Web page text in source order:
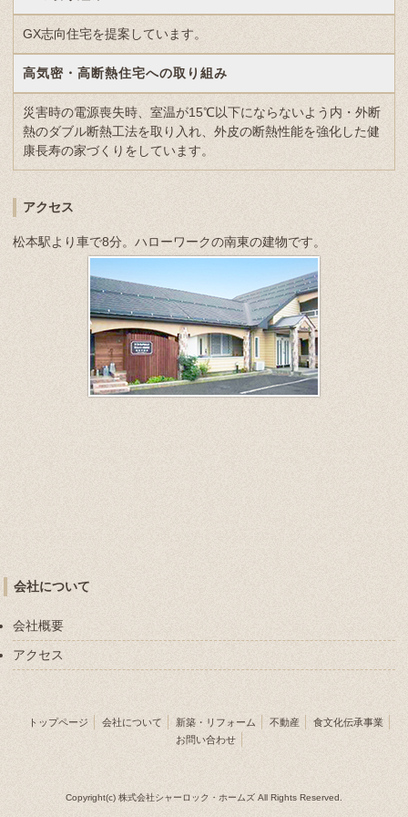
GX志向住宅を提案しています。
高気密・高断熱住宅への取り組み
災害時の電源喪失時、室温が15℃以下にならないよう内・外断
熱のダブル断熱工法を取り入れ、外皮の断熱性能を強化した健
康長寿の家づくりをしています。
アクセス
松本駅より車で8分。ハローワークの南東の建物です。
会社について
会社概要
アクセス
トップページ 会社について 新築・リフォーム 不動産
食文化伝承事業
お問い合わせ
Copyright(c) 株式会社シャーロック・ホームズ All Rights Reserved.